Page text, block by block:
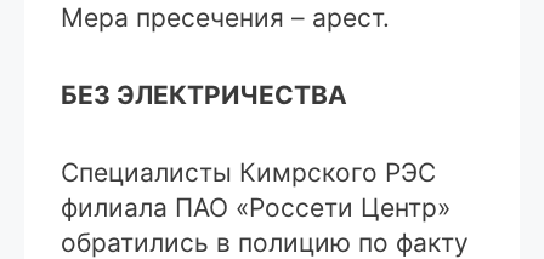
Мера пресечения – арест.
БЕЗ ЭЛЕКТРИЧЕСТВА
Специалисты Кимрского РЭС
филиала ПАО «Россети Центр»
обратились в полицию по факту